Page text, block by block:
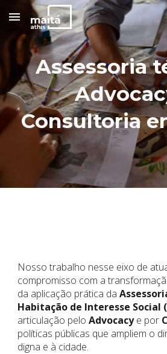
Skip to main content
Assessoria
Consultoria
Nosso trabalho nesse eixo de
compromisso com a
da aplicação prática da
Habitação de Interesse Social
articulação pelo Advocacye por
políticas públicas que ampliem o
digna e à cidade.